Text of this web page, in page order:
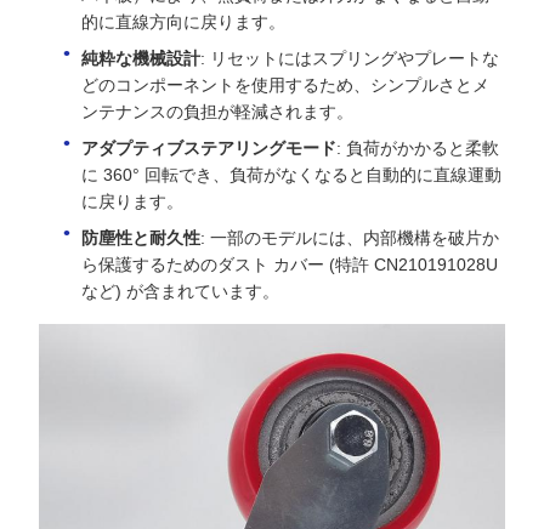
的に直線方向に戻ります。
純粋な機械設計: リセットにはスプリングやプレートな
どのコンポーネントを使用するため、シンプルさとメ
ンテナンスの負担が軽減されます。
アダプティブステアリングモード: 負荷がかかると柔軟
に 360° 回転でき、負荷がなくなると自動的に直線運動
に戻ります。
防塵性と耐久性: 一部のモデルには、内部機構を破片か
ら保護するためのダスト カバー (特許 CN210191028U
など) が含まれています。